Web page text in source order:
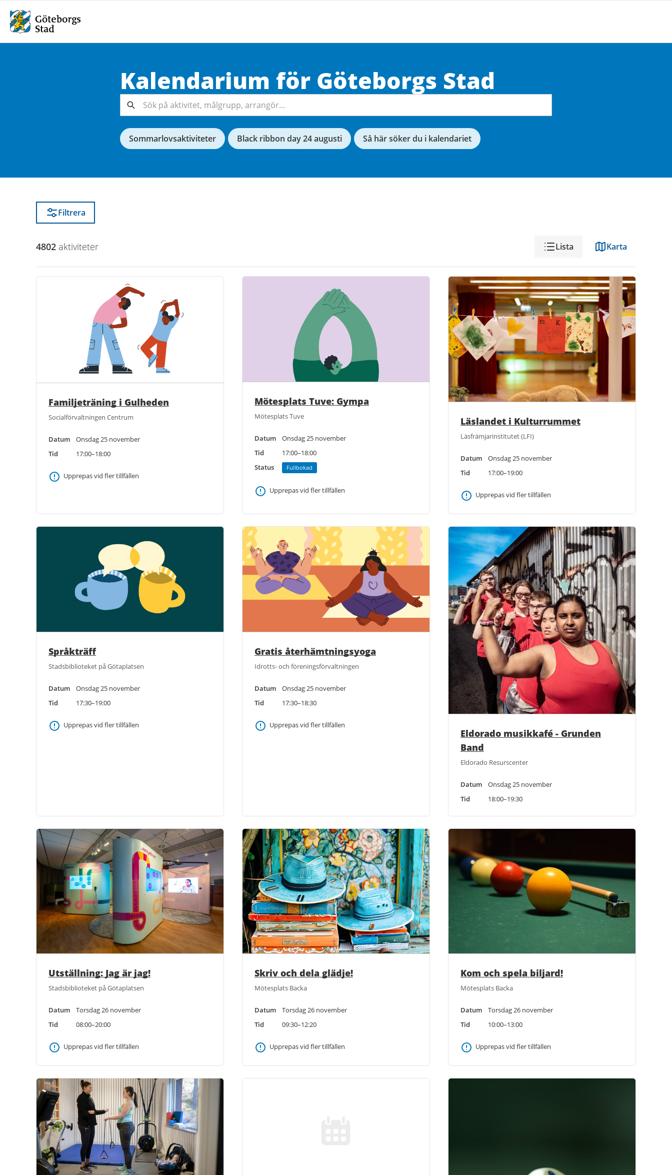
Kalendarium för Göteborgs Stad
Sök på
aktivitet,
målgrupp,
arrangör...
Sök
Sommarlovsaktiviteter Black ribbon day 24 augusti Så här söker du i kalendariet
Filtrera
VisningLista Karta
4802 aktiviteter
Familjeträning i Gulheden
Socialförvaltningen Centrum
Datum
Onsdag 25 november
Tid
17:00–18:00
Upprepas vid fler tillfällen
Mötesplats Tuve: Gympa
Mötesplats Tuve
Datum
Onsdag 25 november
Tid
17:00–18:00
Status
Fullbokad
Upprepas vid fler tillfällen
Läslandet i Kulturrummet
Läsfrämjarinstitutet (LFI)
Datum
Onsdag 25 november
Tid
17:00–19:00
Upprepas vid fler tillfällen
Språkträff
Stadsbiblioteket på Götaplatsen
Datum
Onsdag 25 november
Tid
17:30–19:00
Upprepas vid fler tillfällen
Gratis återhämtningsyoga
Idrotts- och föreningsförvaltningen
Datum
Onsdag 25 november
Tid
17:30–18:30
Upprepas vid fler tillfällen
Eldorado musikkafé - Grunden
Band
Eldorado Resurscenter
Datum
Onsdag 25 november
Tid
18:00–19:30
Utställning: Jag är jag!
Stadsbiblioteket på Götaplatsen
Datum
Torsdag 26 november
Tid
08:00–20:00
Upprepas vid fler tillfällen
Skriv och dela glädje!
Mötesplats Backa
Datum
Torsdag 26 november
Tid
09:30–12:20
Upprepas vid fler tillfällen
Kom och spela biljard!
Mötesplats Backa
Datum
Torsdag 26 november
Tid
10:00–13:00
Upprepas vid fler tillfällen